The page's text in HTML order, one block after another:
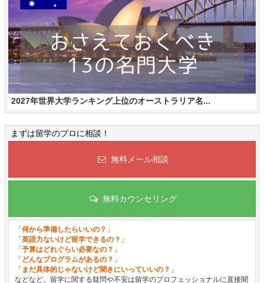
2027年世界大学ランキング上位のオーストラリア名...
まずは留学のプロに相談！
無料メール相談
無料カウンセリング
「何から準備したらいいの？ 」
「英語力ないけど留学できるの？ 」
「予算はどれぐらい必要なの？ 」
「 どんなプログラムがあるの？ 」
「 まだ具体的じゃないけど聞きにいっていいの？ 」
などなど。留学に関する疑問や不安は留学のプロフェッショナルに直接聞